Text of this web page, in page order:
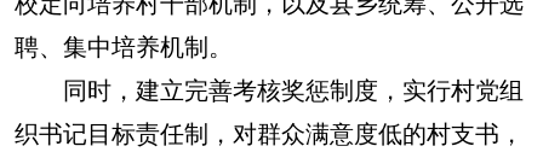
聘、集中培养机制。
同时，建立完善考核奖惩制度，实行村党组
织书记目标责任制，对群众满意度低的村支书，